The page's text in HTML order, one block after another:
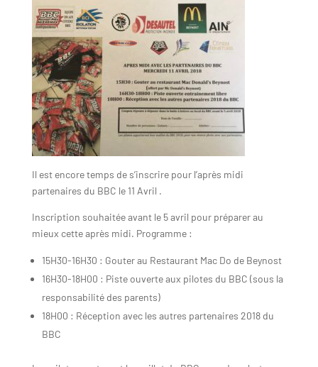
Il est encore temps de s’inscrire pour l’après midi
partenaires du BBC le 11 Avril .
Inscription souhaitée avant le 5 avril pour préparer au
mieux cette après midi. Programme :
15H30-16H30 : Gouter au Restaurant Mac Do de Beynost
16H30-18H00 : Piste ouverte aux pilotes du BBC (sous la
responsabilité des parents)
18H00 : Réception avec les autres partenaires 2018 du
BBC